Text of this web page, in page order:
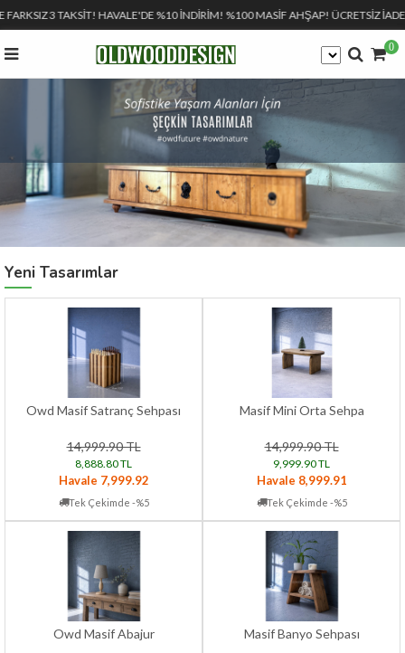
FARKSIZ 3 TAKSİT! HAVALE'DE %10 İNDİRİM! %100 MASİF AHŞAP! ÜCRETSİZ
0
Yeni Tasarımlar
Owd Masif Satranç Sehpası
14,999.90 TL
8,888.80 TL
Havale 7,999.92
Tek Çekimde -%5
Masif Mini Orta Sehpa
14,999.90 TL
9,999.90 TL
Havale 8,999.91
Tek Çekimde -%5
Owd Masif Abajur Masif Banyo Sehpası